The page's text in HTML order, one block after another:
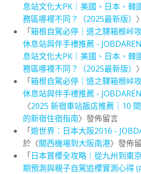
息站文化大PK｜美國、日本、韓
務區哪裡不同？（2025最新版）
「箱根自駕必停｜道之驛箱根峠
休息站與伴手禮推薦 -
息站文化大PK｜美國、日本、韓
務區哪裡不同？（2025最新版）
「箱根自駕必停｜道之驛箱根峠
休息站與伴手禮推薦 -
〈2025 新宿車站飯店推薦｜10
的新宿住宿指南〉發佈留言
「遊世界：日本大阪2016 -
於〈關西機場到大阪南港〉發佈
「日本賞櫻全攻略｜從九州到東
期預測與親子自駕追櫻實測心得